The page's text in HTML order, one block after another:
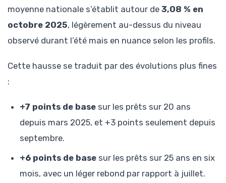
moyenne nationale s’établit autour de 3,08 % en
octobre 2025, légèrement au-dessus du niveau
observé durant l’été mais en nuance selon les profils.
Cette hausse se traduit par des évolutions plus fines
:
+7 points de base sur les prêts sur 20 ans
depuis mars 2025, et +3 points seulement depuis
septembre.
+6 points de base sur les prêts sur 25 ans en six
mois, avec un léger rebond par rapport à juillet.